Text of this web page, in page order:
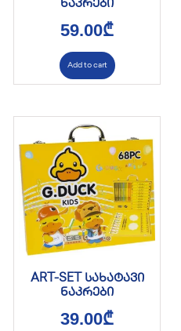
ნაკრები
59.00₾
Add to cart
ART-SET სახატავი
ნაკრები
39.00₾